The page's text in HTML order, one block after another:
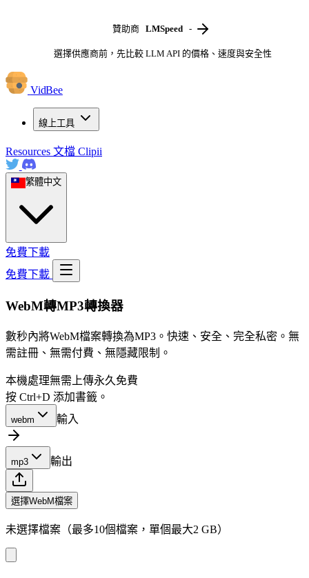
贊助商 LMSpeed -
選擇供應商前，先比較 LLM API 的價格、速度與安全性
VidBee
線上工具
Resources 文檔 Clipii
繁體中文
免費下載
免費下載
WebM轉MP3轉換器
數秒內將WebM檔案轉換為MP3。快速、安全、完全私密。無
需註冊、無需付費、無隱藏限制。
本機處理無需上傳永久免費
按 Ctrl+D 添加書籤。
webm 輸入
mp3 輸出
選擇WebM檔案
未選擇檔案（最多10個檔案，單個最大2 GB）